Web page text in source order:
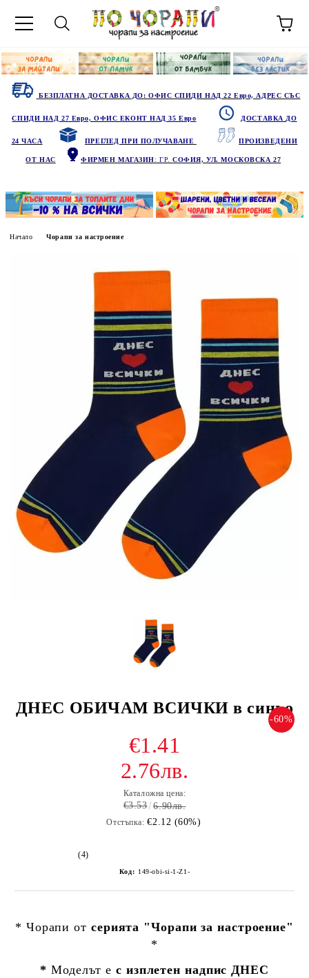
БЕЗПЛАТНА ДОСТАВКА ДО: ОФИС СПИДИ НАД 22 Евро, АДРЕС СЪС
СПИДИ НАД 27 Евро, ОФИС ЕКОНТ НАД 35 Евро ДОСТАВКА ДО
24 ЧАСА ПРЕГЛЕД ПРИ ПОЛУЧАВАНЕ ПРОИЗВЕДЕНИ
ОТ НАС ФИРМЕН МАГАЗИН: ГР.СОФИЯ, УЛ. МОСКОВСКА 27
Начало Чорапи за настроение
ДНЕС ОБИЧАМ ВСИЧКИ в синьо
-60%
€1.41
2.76лв.
Каталожна цена:
€3.53 6.90лв.
Отстъпка: €2.12 (60%)
(4)
Код: 149-obi-si-1-Z1-
* Чорапи от серията "Чорапи за настроение"
*
* Моделът е с изплетен надпис ДНЕС